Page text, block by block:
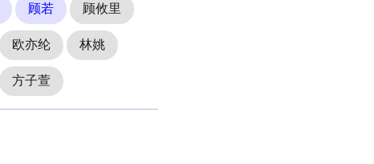
顾若 顾攸里
欧亦纶 林姚
方子萱